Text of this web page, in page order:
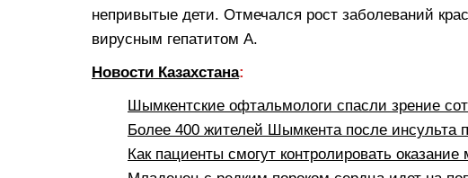
непривытые дети. Отмечался рост заболеваний
вирусным гепатитом А.
Новости Казахстана:
Шымкентские офтальмологи спасли зрение
Более 400 жителей Шымкента после
Как пациенты смогут контролировать